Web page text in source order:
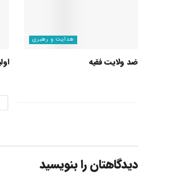
هدایت و رهبری
ضد ولایت فقیه
دیدگاهتان را بنویسید